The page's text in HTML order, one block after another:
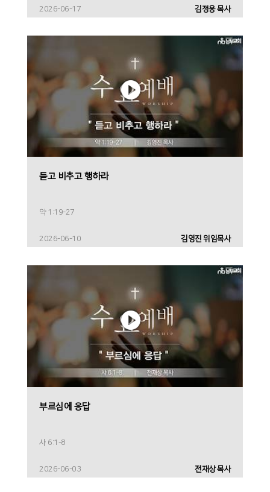
2026-06-17 김정웅 목사
듣고 비추고 행하라
약 1:19-27
2026-06-10 김영진 위임목사
부르심에 응답
사 6:1-8
2026-06-03 전재상 목사